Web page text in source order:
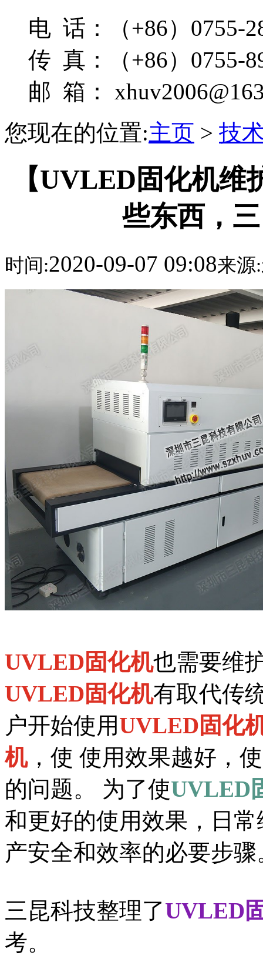
电 话：（+86）0755-
传 真：（+86）0755-
邮 箱：
您现在的位置:主页 > 技
【UVLED固化机
些东西，
时间:2020-09-07 09:08来源:
UVLED固化机也需要维
UVLED固化机有取代传
户开始使用UVLED固化
机，使 使用效果越好，
的问题。 为了使UVLED
和更好的使用效果，日
产安全和效率的必要步骤
三昆科技整理了UVLED
考。